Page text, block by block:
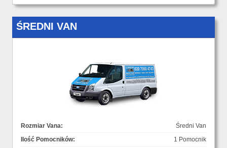
ŚREDNI VAN
Rozmiar Vana:
Średni Van
Ilość Pomocników:
1 Pomocnik